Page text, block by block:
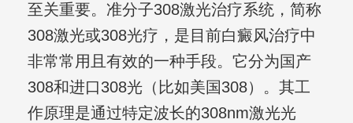
至关重要。准分子308激光治疗系统，简称
308激光或308光疗，是目前白癜风治疗中
非常常用且有效的一种手段。它分为国产
308和进口308光（比如美国308）。其工
作原理是通过特定波长的308nm激光光